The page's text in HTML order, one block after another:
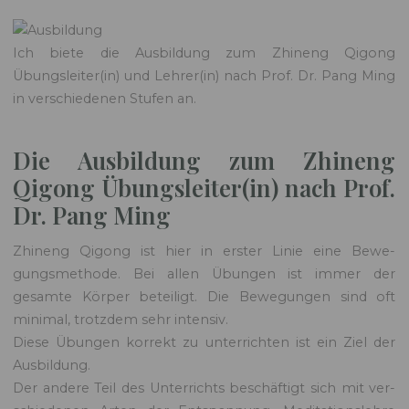
Ich biete die Aus­bil­dung zum Zhi­neng Qigong
Übungsleiter(in) und Lehrer(in) nach Prof. Dr. Pang Ming
in ver­schiede­nen Stufen an.
Die Ausbildung zum Zhineng
Qigong Übungsleiter(in) nach Prof.
Dr. Pang Ming
Zhi­neng Qigong ist hier in erster Lin­ie eine Bewe­
gungsmeth­ode. Bei allen Übun­gen ist immer der
gesamte Kör­p­er beteiligt. Die Bewe­gun­gen sind oft
min­i­mal, trotz­dem sehr inten­siv.
Diese Übun­gen kor­rekt zu unter­richt­en ist ein Ziel der
Aus­bil­dung.
Der andere Teil des Unter­richts beschäftigt sich mit ver­